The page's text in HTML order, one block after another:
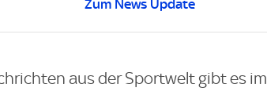
Zum News Update
aus der Sportwelt gibt es im